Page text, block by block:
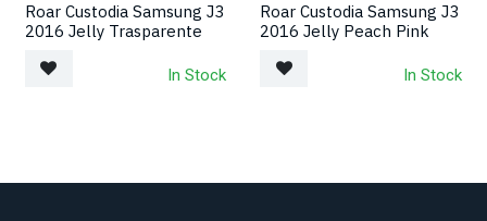
Roar Custodia Samsung J3
2016 Jelly Trasparente
In Stock
Roar Custodia Samsung J3
2016 Jelly Peach Pink
In Stock